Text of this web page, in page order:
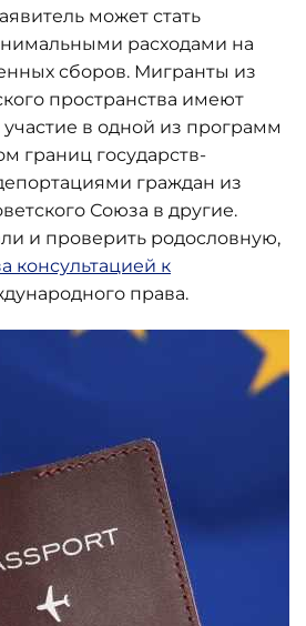
может стать
расходами на
сборов. Мигранты из
пространства имеют
в одной из программ
границ государств-
граждан из
Союза в другие.
и проверить родословную,
консультацией к
права.